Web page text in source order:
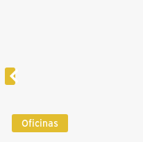
Oficinas